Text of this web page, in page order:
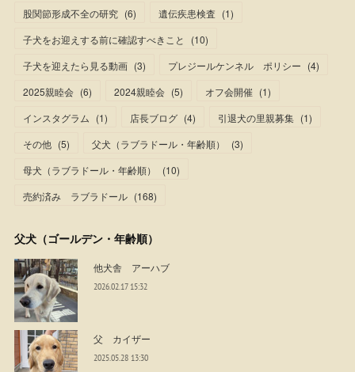
股関節形成不全の研究 (6) 遺伝疾患検査 (1)
子犬をお迎えする前に確認すべきこと
(10)
子犬を迎えたら見る動画 (3) プレジールケンネル ポリシー (4)
2025親睦会 (6) 2024親睦会 (5) オフ会開催 (1)
インスタグラム (1) 店長ブログ (4) 引退犬の里親募集 (1)
その他 (5) 父犬（ラブラドール・年齢順） (3)
母犬（ラブラドール・年齢順）
(10)
売約済み ラブラドール (168)
父犬（ゴールデン・年齢順）
他犬舎 アーハブ
2026.02.17 15:32
父 カイザー
2025.05.28 13:30